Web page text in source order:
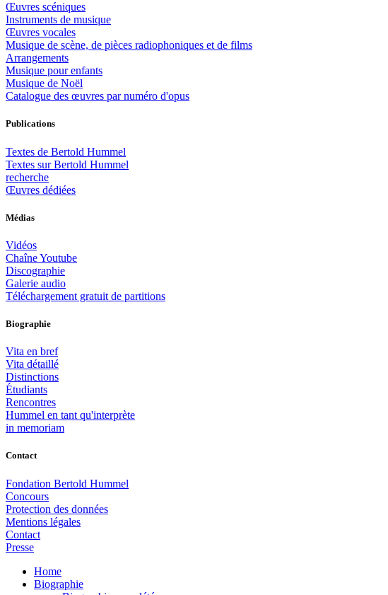
Œuvres scéniques
Instruments de musique
Œuvres vocales
Musique de scène, de pièces radiophoniques et de films
Arrangements
Musique pour enfants
Musique de Noël
Catalogue des œuvres par numéro d'opus
Publications
Textes de Bertold Hummel
Textes sur Bertold Hummel
recherche
Œuvres dédiées
Médias
Vidéos
Chaîne Youtube
Discographie
Galerie audio
Téléchargement gratuit de partitions
Biographie
Vita en bref
Vita détaillé
Distinctions
Étudiants
Rencontres
Hummel en tant qu'interprète
in memoriam
Contact
Fondation Bertold Hummel
Concours
Protection des données
Mentions légales
Contact
Presse
Home
Biographie